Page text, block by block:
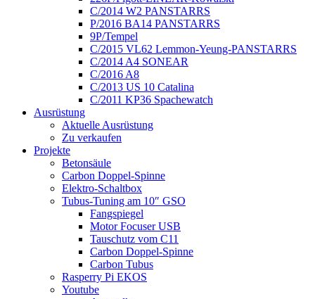
C/2014 W2 PANSTARRS
P/2016 BA14 PANSTARRS
9P/Tempel
C/2015 VL62 Lemmon-Yeung-PANSTARRS
C/2014 A4 SONEAR
C/2016 A8
C/2013 US 10 Catalina
C/2011 KP36 Spachewatch
Ausrüstung
Aktuelle Ausrüstung
Zu verkaufen
Projekte
Betonsäule
Carbon Doppel-Spinne
Elektro-Schaltbox
Tubus-Tuning am 10″ GSO
Fangspiegel
Motor Focuser USB
Tauschutz vom C11
Carbon Doppel-Spinne
Carbon Tubus
Rasperry Pi EKOS
Youtube